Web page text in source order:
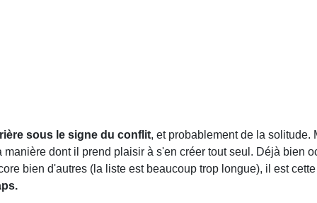
sous le signe du conflit, et probablement de la solitude.
dont il prend plaisir à s'en créer tout seul. Déjà bien
bien d'autres (la liste est beaucoup trop longue), il est